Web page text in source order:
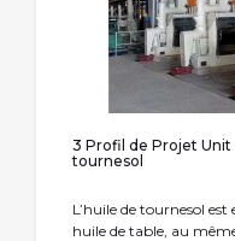
3 Profil de Projet
tournesol
L’huile de tournesol est
huile de table, au